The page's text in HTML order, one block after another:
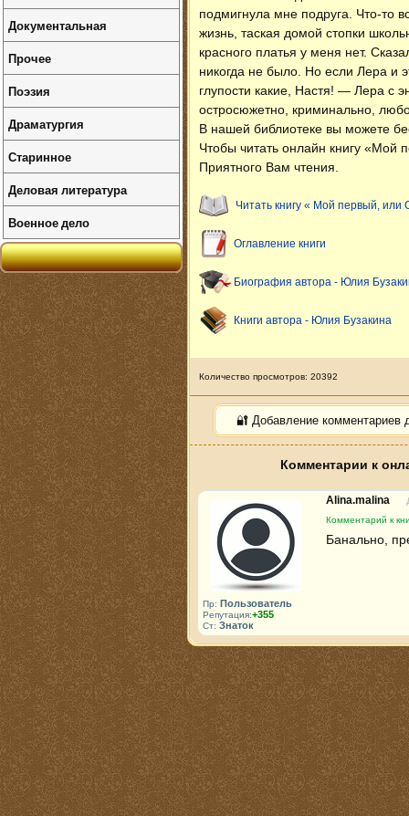
подмигнула мне подруга. Что-то
жизнь, таская домой стопки
красного платья у меня нет.
никогда не было. Но если Лера и
глупости какие, Настя! — Лера с
остросюжетно, криминально,
В нашей библиотеке вы можете
Чтобы читать онлайн книгу «Мой
Приятного Вам чтения.
Читать книгу « Мой первый, или
Оглавление книги
Биография автора - Юлия
Книги автора - Юлия Бузакина
Количество просмотров: 20392
🔐 Добавление комментариев
Комментарии к
Пр: Пользователь
Репутация:+355
Ст: Знаток
Alina.malina
Комментарий к
Банально,
Документальная
Прочее
Поэзия
Драматургия
Старинное
Деловая литература
Военное дело